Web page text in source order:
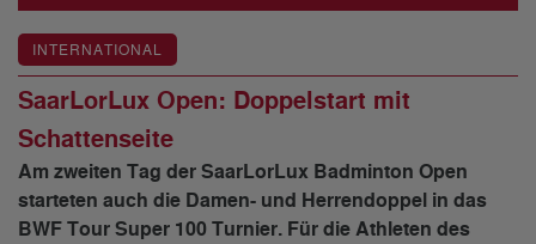
INTERNATIONAL
SaarLorLux Open: Doppelstart mit
Schattenseite
Am zweiten Tag der SaarLorLux Badminton Open
starteten auch die Damen- und Herrendoppel in das
BWF Tour Super 100 Turnier. Für die Athleten des